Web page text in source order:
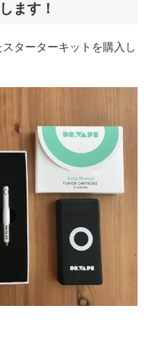
ます！
ターターキットを購入し